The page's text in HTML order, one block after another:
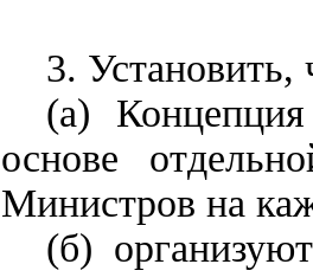
3. Установить,
(а)
основе
Министров на
(б)